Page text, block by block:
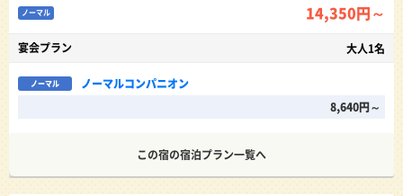
ノーマル 14,350円～
宴会プラン 大人1名
ノーマル
ノーマルコンパニオン
8,640円～
この宿の宿泊プラン一覧へ